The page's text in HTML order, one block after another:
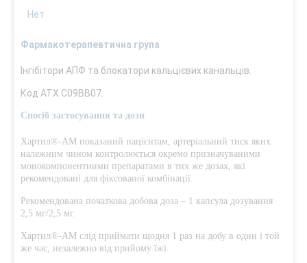
Нет
Фармакотерапевтична група
Інгібітори АПФ та блокатори кальцієвих канальців.
Код АТХ C09BB07.
Спосіб застосування та дози
Хартил®-AM показаний пацієнтам, артеріальний тиск яких
належним чином контролюється окремо призначуваними
монокомпонентними препаратами в тих же дозах, які
рекомендовані для фіксованої комбінації.
Рекомендована початкова добова доза – 1 капсула дозування
2,5 мг/2,5 мг.
Хартил®-AM слід приймати щодня 1 раз на добу в один і той
же час, незалежно від прийому їжі.